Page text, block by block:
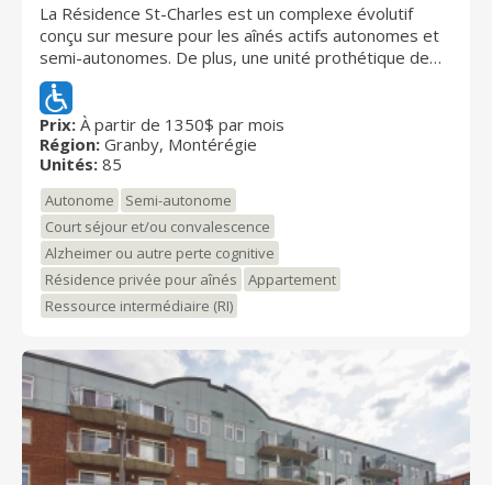
La Résidence St-Charles est un complexe évolutif
conçu sur mesure pour les aînés actifs autonomes et
semi-autonomes. De plus, une unité prothétique de
12 chambres nous permet d'accueillir une clientèle
avec problèmes cognitifs (Alzheimer ou autres) en
offrant une gamme de services complète dans un
environnement stimulant. De plus, vous pouvez
bénéficier d'un hébergement temporaire pour un répit
et nous accueillons aussi des gens en convalescence.
N'hésitez pas à prendre un rendez-vous! Au plaisir de
vous rencontrer, L'équipe de Résidence St-Charles
Prix: À partir de 1350$ par mois
Région: Granby, Montérégie
Unités: 85
Autonome
Semi-autonome
Court séjour et/ou convalescence
Alzheimer ou autre perte cognitive
Résidence privée pour aînés
Appartement
Ressource intermédiaire (RI)